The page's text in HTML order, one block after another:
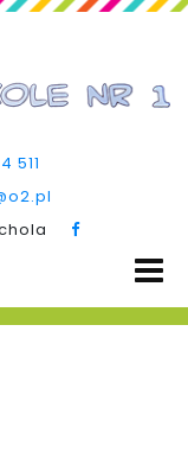
511